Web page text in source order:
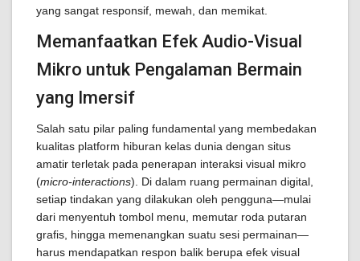
yang sangat responsif, mewah, dan memikat.
Memanfaatkan Efek Audio-Visual
Mikro untuk Pengalaman Bermain
yang Imersif
Salah satu pilar paling fundamental yang membedakan
kualitas platform hiburan kelas dunia dengan situs
amatir terletak pada penerapan interaksi visual mikro
(micro-interactions). Di dalam ruang permainan digital,
setiap tindakan yang dilakukan oleh pengguna—mulai
dari menyentuh tombol menu, memutar roda putaran
grafis, hingga memenangkan suatu sesi permainan—
harus mendapatkan respon balik berupa efek visual